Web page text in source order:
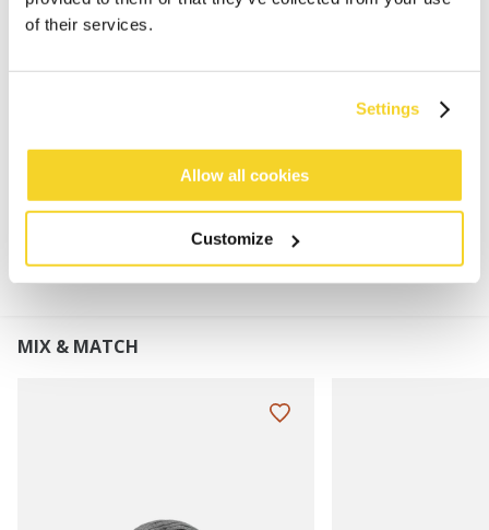
of their services.
Settings
Allow all cookies
Customize
Klassieke BARTS fijn gebreide muts met omslag
60% Polylana®
MATERIAAL EN DETAILS
MIX & MATCH